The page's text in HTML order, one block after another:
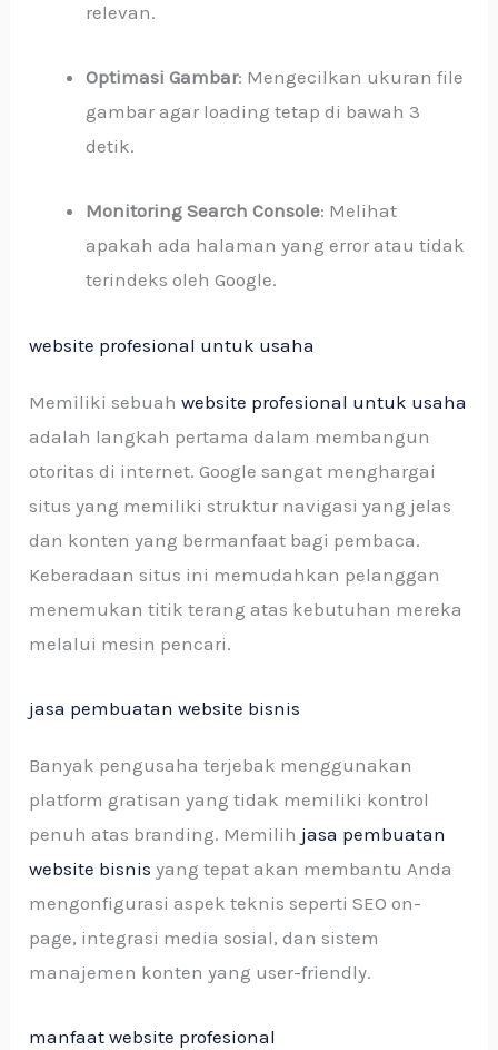
relevan.
Optimasi Gambar: Mengecilkan ukuran file
gambar agar loading tetap di bawah 3
detik.
Monitoring Search Console: Melihat
apakah ada halaman yang error atau tidak
terindeks oleh Google.
website profesional untuk usaha
Memiliki sebuahwebsite profesional untuk usaha
adalah langkah pertama dalam membangun
otoritas di internet. Google sangat menghargai
situs yang memiliki struktur navigasi yang jelas
dan konten yang bermanfaat bagi pembaca.
Keberadaan situs ini memudahkan pelanggan
menemukan titik terang atas kebutuhan mereka
melalui mesin pencari.
jasa pembuatan website bisnis
Banyak pengusaha terjebak menggunakan
platform gratisan yang tidak memiliki kontrol
penuh atas branding. Memilih jasa pembuatan
website bisnis yang tepat akan membantu Anda
mengonfigurasi aspek teknis seperti SEO on-
page, integrasi media sosial, dan sistem
manajemen konten yang user-friendly.
manfaat website profesional